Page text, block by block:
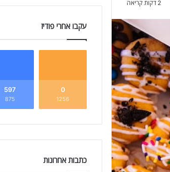
עקבו אחרי פודיז
0
1256
597
875
כתבות אחרונות